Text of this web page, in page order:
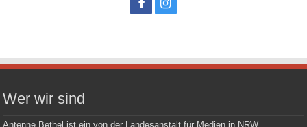
Wer wir sind
Antenne Bethel ist ein von der Landesanstalt für Medien in NRW